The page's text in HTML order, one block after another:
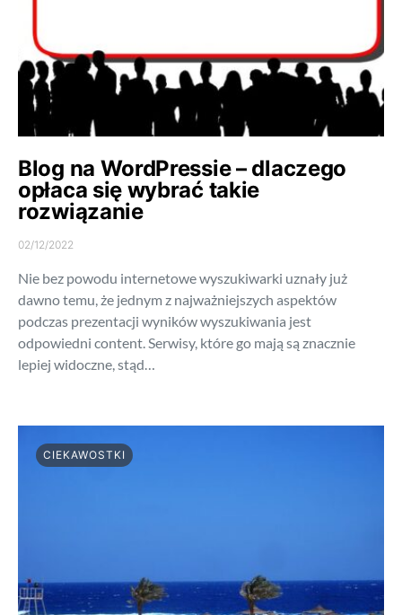
Blog na WordPressie – dlaczego
opłaca się wybrać takie
rozwiązanie
02/12/2022
Nie bez powodu internetowe wyszukiwarki uznały już
dawno temu, że jednym z najważniejszych aspektów
podczas prezentacji wyników wyszukiwania jest
odpowiedni content. Serwisy, które go mają są znacznie
lepiej widoczne, stąd…
CIEKAWOSTKI